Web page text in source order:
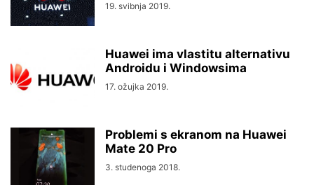
19. svibnja 2019.
Huawei ima vlastitu alternativu
Androidu i Windowsima
17. ožujka 2019.
Problemi s ekranom na Huawei
Mate 20 Pro
3. studenoga 2018.